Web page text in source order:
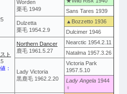
Worden
栗毛 1949
Sans Tares 1939
Dulzetta
栗毛 1954.2.9
▲Bozzetto 1936
Dulcimer 1946
ト
：
Northern Dancer
鹿毛 1961.5.27
Nearctic 1954.2.11
Natalma 1957.3.26
Lady Victoria
黒鹿毛 1962.2.20
Victoria Park
1957.5.10
Lady Angela 1944
♀